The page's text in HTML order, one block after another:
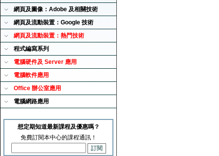
網頁及圖像：Adobe 及相關技術
網頁及流動裝置：Google 技術
網頁及流動裝置：熱門技術
程式編寫系列
電腦硬件及 Server 應用
電腦軟件應用
Office 辦公室應用
電腦網路應用
想定期知道最新課程及優惠嗎？
免費訂閱本中心的課程通訊！